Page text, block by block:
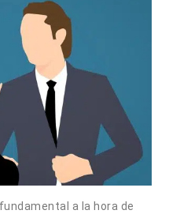
a la hora de